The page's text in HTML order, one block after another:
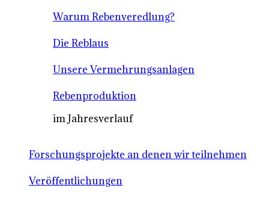
Warum Rebenveredlung?
Die Reblaus
Unsere Vermehrungsanlagen
Rebenproduktion
im Jahresverlauf
Forschungsprojekte an denen wir teilnehmen
Veröffentlichungen